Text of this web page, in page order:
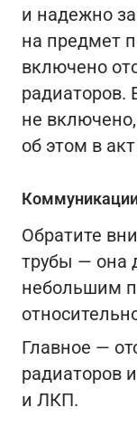
и надежно
на предмет
включено
радиаторов.
не
об этом в
Обратите
трубы — она
небольшим
Главное —
радиаторов
и ЛКП.